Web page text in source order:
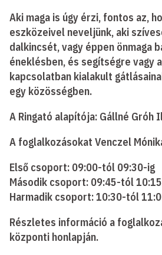
Aki maga is úgy érzi, fontos az,
eszközeivel neveljünk, aki
dalkincsét, vagy éppen önmaga
éneklésben, és segítségre vagy
kapcsolatban kialakult
egy közösségben.
A Ringató alapítója: Gállné Gróh
A foglalkozásokat Venczel
Első csoport: 09:00-tól 09:30-ig
Második csoport: 09:45-tól
Harmadik csoport: 10:30-tól
Részletes információ a
központi honlapján.